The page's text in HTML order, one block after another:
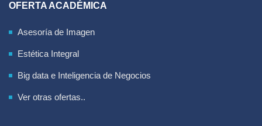
OFERTA ACADÉMICA
Asesoría de Imagen
Estética Integral
Big data e Inteligencia de Negocios
Ver otras ofertas..